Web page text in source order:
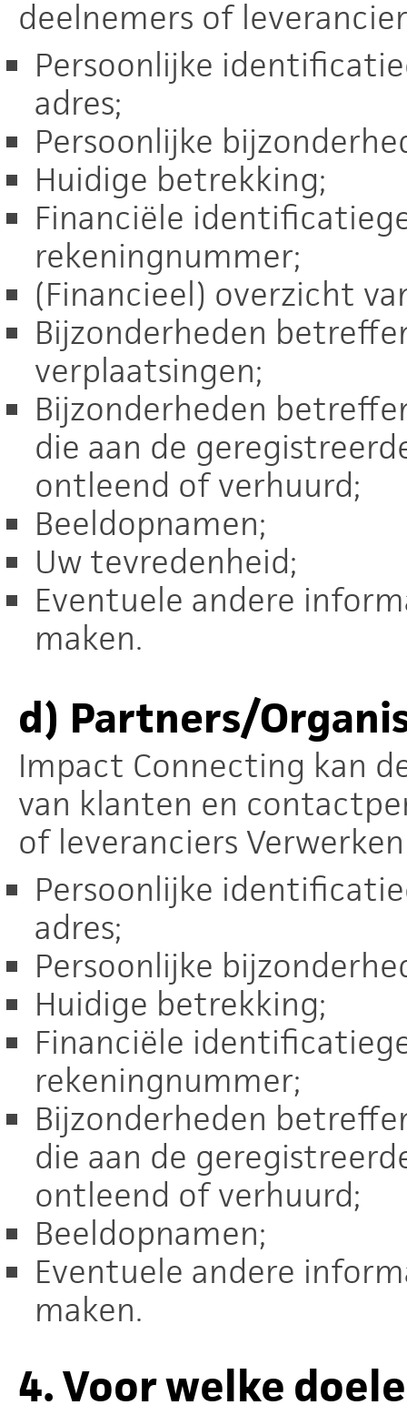
deelnemers of
Persoonlijke
adres;
Persoonlijke
Huidige betrekking;
Financiële
rekeningnummer;
(Financieel) overzicht
Bijzonderheden
verplaatsingen;
Bijzonderheden
die aan de
ontleend of verhuurd;
Beeldopnamen;
Uw tevredenheid;
Eventuele andere
maken.
d) Partners/
Impact Connecting kan
van klanten en
of leveranciers
Persoonlijke
adres;
Persoonlijke
Huidige betrekking;
Financiële
rekeningnummer;
Bijzonderheden
die aan de
ontleend of verhuurd;
Beeldopnamen;
Eventuele andere
maken.
4.Voor welke